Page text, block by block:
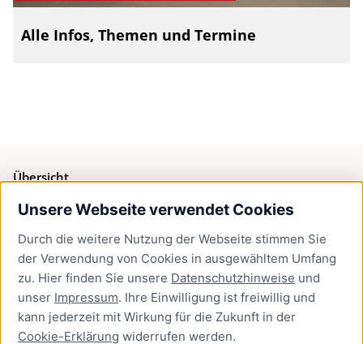
Unsere Webseite verwendet Cookies
Durch die weitere Nutzung der Webseite stimmen Sie
der Verwendung von Cookies in ausgewähltem Umfang
zu. Hier finden Sie unsere Datenschutzhinweise und
unser Impressum. Ihre Einwilligung ist freiwillig und
kann jederzeit mit Wirkung für die Zukunft in der
Cookie-Erklärung widerrufen werden.
Alle Infos, Themen und Termine
Übersicht
Bürgerservice
Presse
Newsletter Lübeck:kompakt
Kontakt
Kontakt